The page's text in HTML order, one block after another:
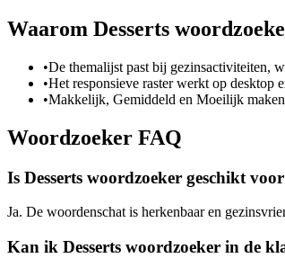
Waarom Desserts
•De themalijst past bij gezinsactiviteiten,
•Het responsieve raster werkt op desktop
•Makkelijk, Gemiddeld en Moeilijk
Woordzoeker FAQ
Is Desserts woordzoeker geschikt
Ja. De woordenschat is herkenbaar en
Kan ik Desserts woordzoeker in de